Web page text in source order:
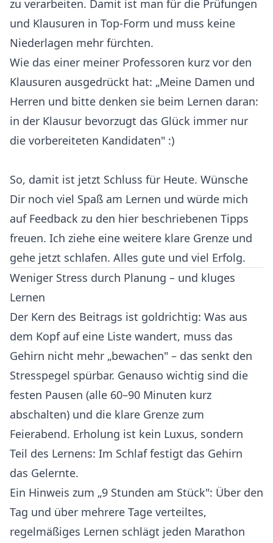
zu verarbeiten. Damit ist man für die Prüfungen
und Klausuren in Top-Form und muss keine
Niederlagen mehr fürchten.
Wie das einer meiner Professoren kurz vor den
Klausuren ausgedrückt hat: „Meine Damen und
Herren und bitte denken sie beim Lernen daran:
in der Klausur bevorzugt das Glück immer nur
die vorbereiteten Kandidaten" :)
So, damit ist jetzt Schluss für Heute. Wünsche
Dir noch viel Spaß am Lernen und würde mich
auf Feedback zu den hier beschriebenen Tipps
freuen. Ich ziehe eine weitere klare Grenze und
gehe jetzt schlafen. Alles gute und viel Erfolg.
Weniger Stress durch Planung – und kluges
Lernen
Der Kern des Beitrags ist goldrichtig: Was aus
dem Kopf auf eine Liste wandert, muss das
Gehirn nicht mehr „bewachen" – das senkt den
Stresspegel spürbar. Genauso wichtig sind die
festen Pausen (alle 60–90 Minuten kurz
abschalten) und die klare Grenze zum
Feierabend. Erholung ist kein Luxus, sondern
Teil des Lernens: Im Schlaf festigt das Gehirn
das Gelernte.
Ein Hinweis zum „9 Stunden am Stück": Über den
Tag und über mehrere Tage verteiltes,
regelmäßiges Lernen schlägt jeden Marathon